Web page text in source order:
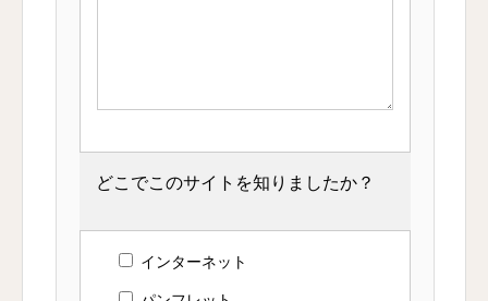
どこでこのサイトを知りましたか？
インターネット